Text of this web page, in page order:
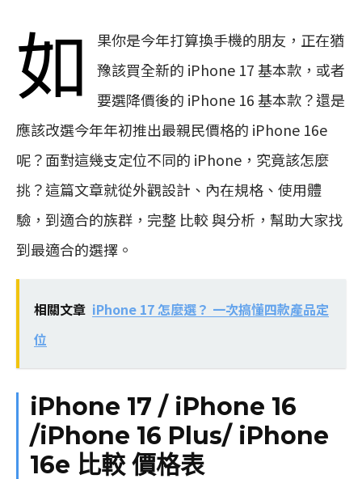
如
果你是今年打算換手機的朋友，正在猶
豫該買全新的 iPhone 17 基本款，或者
要選降價後的 iPhone 16 基本款？還是
應該改選今年年初推出最親民價格的 iPhone 16e
呢？面對這幾支定位不同的 iPhone，究竟該怎麼
挑？這篇文章就從外觀設計、內在規格、使用體
驗，到適合的族群，完整 比較 與分析，幫助大家找
到最適合的選擇。
相關文章 iPhone 17 怎麼選？ 一次搞懂四款產品定
位
iPhone 17 / iPhone 16
/iPhone 16 Plus/ iPhone
16e 比較 價格表